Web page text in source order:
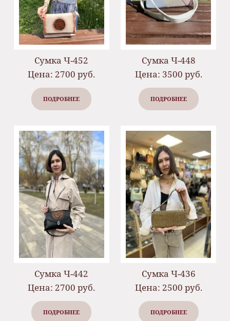
Сумка Ч-452
Цена: 2700 руб.
ПОДРОБНЕЕ
Сумка Ч-448
Цена: 3500 руб.
ПОДРОБНЕЕ
Сумка Ч-442
Цена: 2700 руб.
ПОДРОБНЕЕ
Сумка Ч-436
Цена: 2500 руб.
ПОДРОБНЕЕ